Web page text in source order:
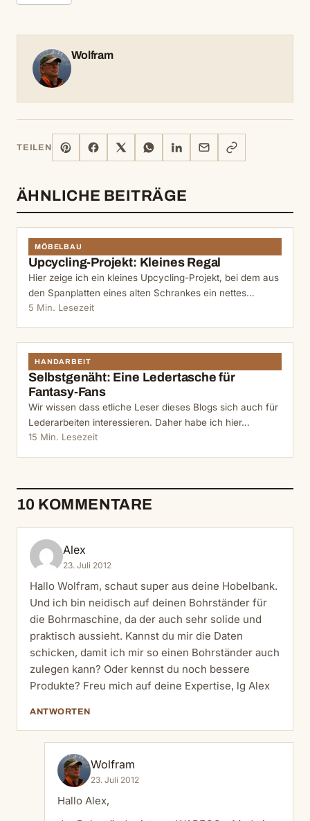
Wolfram
TEILEN
PINTERESTFACEBOOK WHATSAPPLINKEDIN
MAIL
LINK
KOPIEREN
ÄHNLICHE BEITRÄGE
MÖBELBAU
Upcycling-Projekt: Kleines Regal
Hier zeige ich ein kleines Upcycling-Projekt, bei dem aus
den Spanplatten eines alten Schrankes ein nettes…
5 Min. Lesezeit
HANDARBEIT
Selbstgenäht: Eine Ledertasche für
Fantasy-Fans
Wir wissen dass etliche Leser dieses Blogs sich auch für
Lederarbeiten interessieren. Daher habe ich hier…
15 Min. Lesezeit
10 KOMMENTARE
Alex
23. Juli 2012
Hallo Wolfram, schaut super aus deine Hobelbank.
Und ich bin neidisch auf deinen Bohrständer für
die Bohrmaschine, da der auch sehr solide und
praktisch aussieht. Kannst du mir die Daten
schicken, damit ich mir so einen Bohrständer auch
zulegen kann? Oder kennst du noch bessere
Produkte? Freu mich auf deine Expertise, lg Alex
ANTWORTEN
Wolfram
23. Juli 2012
Hallo Alex,